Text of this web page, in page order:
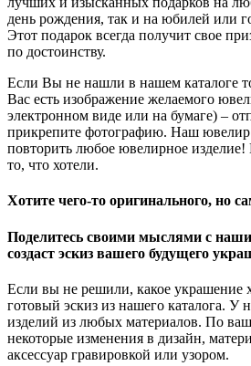
день рождения, так и на юбилей или
Этот подарок всегда получит свое
по достоинству.
Если Вы не нашли в нашем каталоге
Вас есть изображение желаемого
электронном виде или на бумаге) –
прикрепите фотографию. Наш ювелир
повторить любое ювелирное
то, что хотели.
Хотите чего-то оригинального, но
Поделитесь своими мыслями с
создаст эскиз вашего будущего
Если вы не решили, какое украшение
готовый эскиз из нашего каталога. У
изделий из любых материалов. По
некоторые изменения в дизайн,
аксессуар гравировкой или узором.